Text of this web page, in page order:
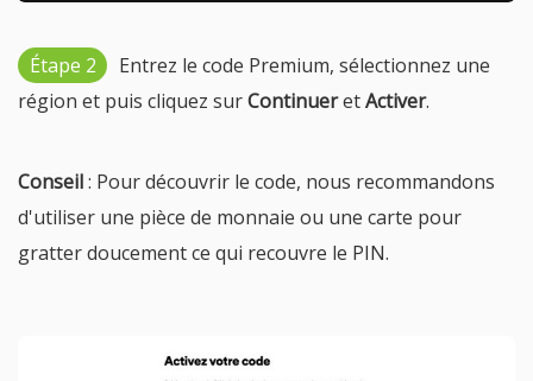
Étape 2
Entrez le code Premium, sélectionnez une
région et puis cliquez surContinueretActiver.
Conseil: Pour découvrir le code, nous recommandons
d'utiliser une pièce de monnaie ou une carte pour
gratter doucement ce qui recouvre le PIN.